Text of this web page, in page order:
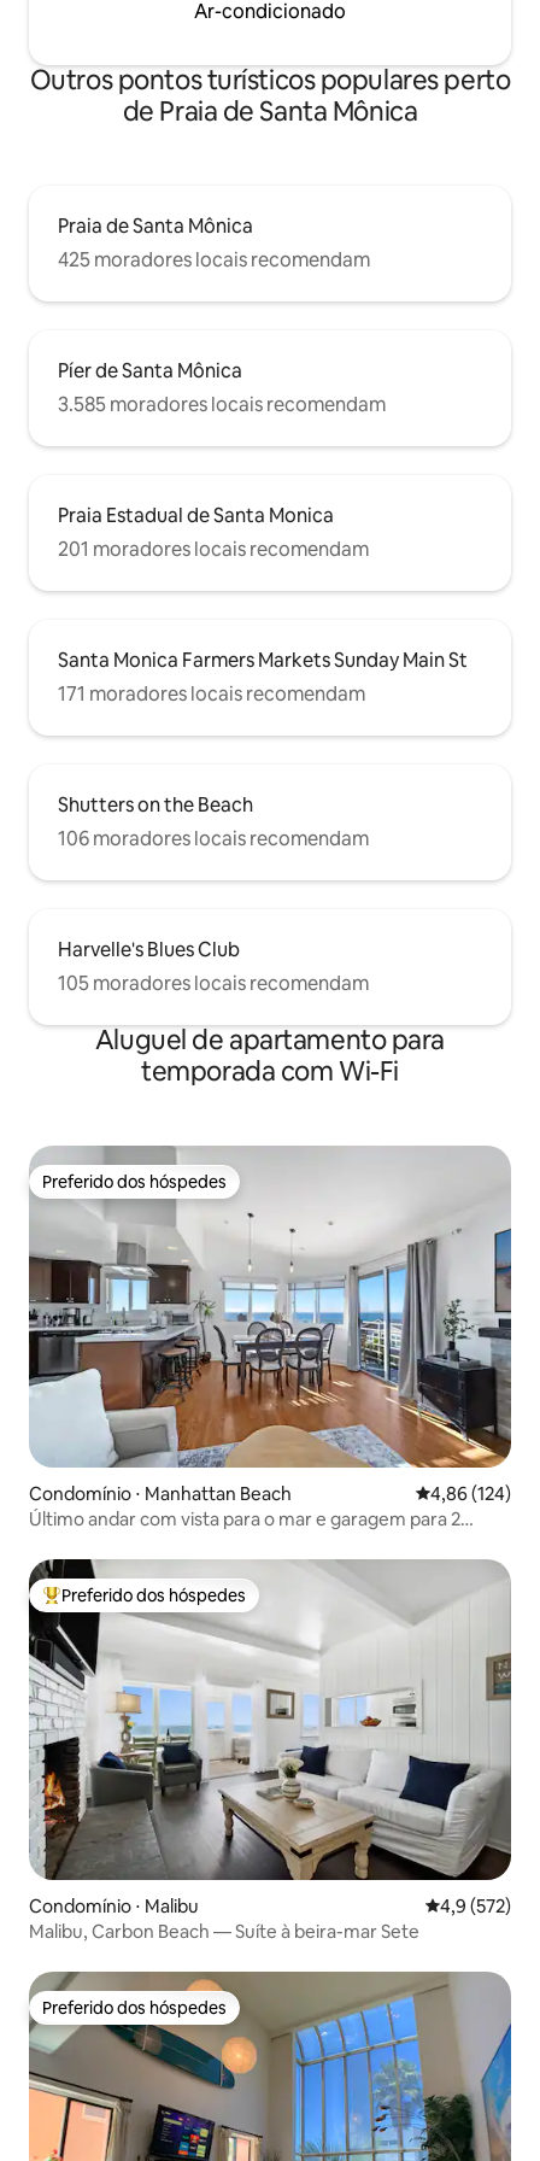
Ar-condicionado
Outros pontos turísticos populares perto
de Praia de Santa Mônica
Praia de Santa Mônica
425 moradores locais recomendam
Píer de Santa Mônica
3.585 moradores locais recomendam
Praia Estadual de Santa Monica
201 moradores locais recomendam
Santa Monica Farmers Markets Sunday Main St
171 moradores locais recomendam
Shutters on the Beach
106 moradores locais recomendam
Harvelle's Blues Club
105 moradores locais recomendam
Aluguel de apartamento para
temporada com Wi-Fi
Preferido dos hóspedes
Preferido dos hóspedes
Condomínio ⋅ Manhattan Beach 4,86 de uma
4,86 (124)
Último andar com vista para o mar e garagem para 2
Entre os melhores preferidos dos hóspedes
Preferido dos hóspedes
Condomínio ⋅ Malibu 4,9 de uma
4,9 (572)
Malibu, Carbon Beach — Suíte à beira-mar Sete
Preferido dos hóspedes
Preferido dos hóspedes